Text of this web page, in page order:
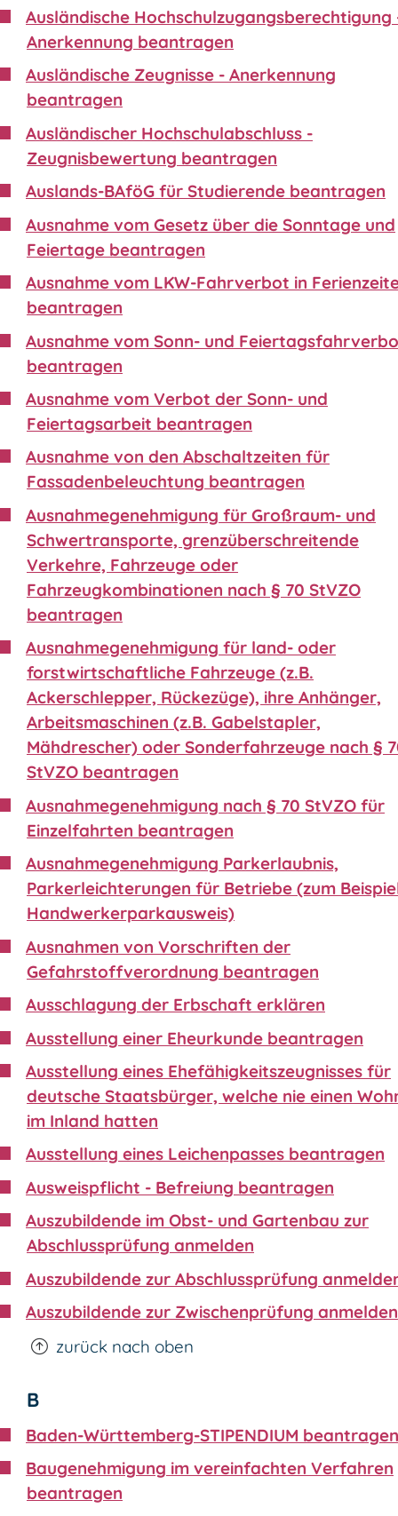
Ausländische Hochschulzugangsberechtigung
Anerkennung beantragen
Ausländische Zeugnisse - Anerkennung
beantragen
Ausländischer Hochschulabschluss -
Zeugnisbewertung beantragen
Auslands-BAföG für Studierende beantragen
Ausnahme vom Gesetz über die Sonntage und
Feiertage beantragen
Ausnahme vom LKW-Fahrverbot in
beantragen
Ausnahme vom Sonn- und
beantragen
Ausnahme vom Verbot der Sonn- und
Feiertagsarbeit beantragen
Ausnahme von den Abschaltzeiten für
Fassadenbeleuchtung beantragen
Ausnahmegenehmigung für Großraum- und
Schwertransporte, grenzüberschreitende
Verkehre, Fahrzeuge oder
Fahrzeugkombinationen nach § 70 StVZO
beantragen
Ausnahmegenehmigung für land- oder
forstwirtschaftliche Fahrzeuge (z.B.
Ackerschlepper, Rückezüge), ihre Anhänger,
Arbeitsmaschinen (z.B. Gabelstapler,
Mähdrescher) oder Sonderfahrzeuge nach §
StVZO beantragen
Ausnahmegenehmigung nach § 70 StVZO für
Einzelfahrten beantragen
Ausnahmegenehmigung Parkerlaubnis,
Parkerleichterungen für Betriebe (zum
Handwerkerparkausweis)
Ausnahmen von Vorschriften der
Gefahrstoffverordnung beantragen
Ausschlagung der Erbschaft erklären
Ausstellung einer Eheurkunde beantragen
Ausstellung eines Ehefähigkeitszeugnisses für
deutsche Staatsbürger, welche nie einen
im Inland hatten
Ausstellung eines Leichenpasses beantragen
Ausweispflicht - Befreiung beantragen
Auszubildende im Obst- und Gartenbau zur
Abschlussprüfung anmelden
Auszubildende zur Abschlussprüfung
Auszubildende zur Zwischenprüfung anmelden
zurück nach oben
B
Baden-Württemberg-STIPENDIUM beantragen
Baugenehmigung im vereinfachten Verfahren
beantragen